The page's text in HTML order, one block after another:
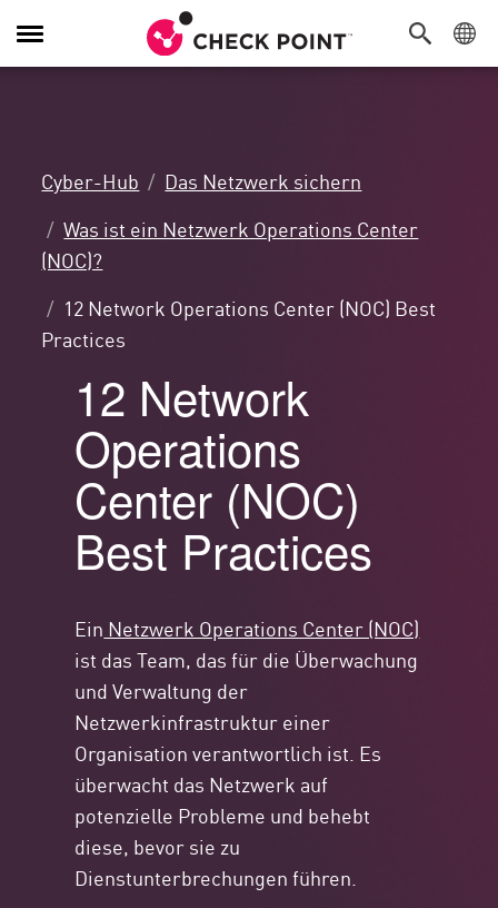
Navigation
umschalten
Cyber-Hub
Das Netzwerk sichern
Was ist ein Netzwerk Operations Center
(NOC)?
12 Network Operations Center (NOC) Best
Practices
12 Network
Operations
Center (NOC)
Best Practices
Ein Netzwerk Operations Center (NOC)
ist das Team, das für die Überwachung
und Verwaltung der
Netzwerkinfrastruktur einer
Organisation verantwortlich ist. Es
überwacht das Netzwerk auf
potenzielle Probleme und behebt
diese, bevor sie zu
Dienstunterbrechungen führen.